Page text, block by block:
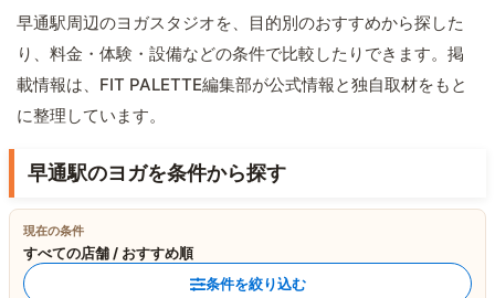
早通駅周辺のヨガスタジオを、目的別のおすすめから探した
り、料金・体験・設備などの条件で比較したりできます。掲
載情報は、FIT PALETTE編集部が公式情報と独自取材をもと
に整理しています。
早通駅のヨガを条件から探す
現在の条件
すべての店舗 / おすすめ順
条件を絞り込む